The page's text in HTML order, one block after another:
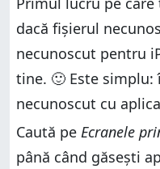
fișierului necunoscut
Pasul 5.Dacă nu
fișierului necunoscut,
Peste ce fișiere
Pasul 4. Folosește un
găsești aplicația
fișierului necunoscut
Pasul 5.Dacă nu
fișierului necunoscut,
Peste ce fișiere
dacă fișierul
necunoscut pentru
tine. 🙂 Este simplu:
necunoscut cu
Caută pe Ecranele
până când găsești